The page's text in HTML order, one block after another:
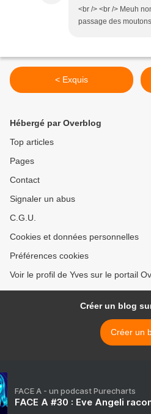
<br /> <br /> Meuh
passage des
< Exquis
Hébergé par Overblog
Top articles
Pages
Contact
Signaler un abus
C.G.U.
Cookies et données personnelles
Préférences cookies
Voir le profil de Yves sur le portail
Créer un blog
Créer un
FACE A - un podcast Purecharts
FACE A #30 : Eve Angeli